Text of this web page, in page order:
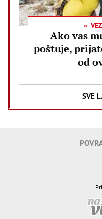
Ako vas
poštuje,
od
SVE